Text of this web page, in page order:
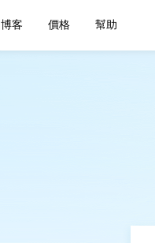
博客 價格 幫助